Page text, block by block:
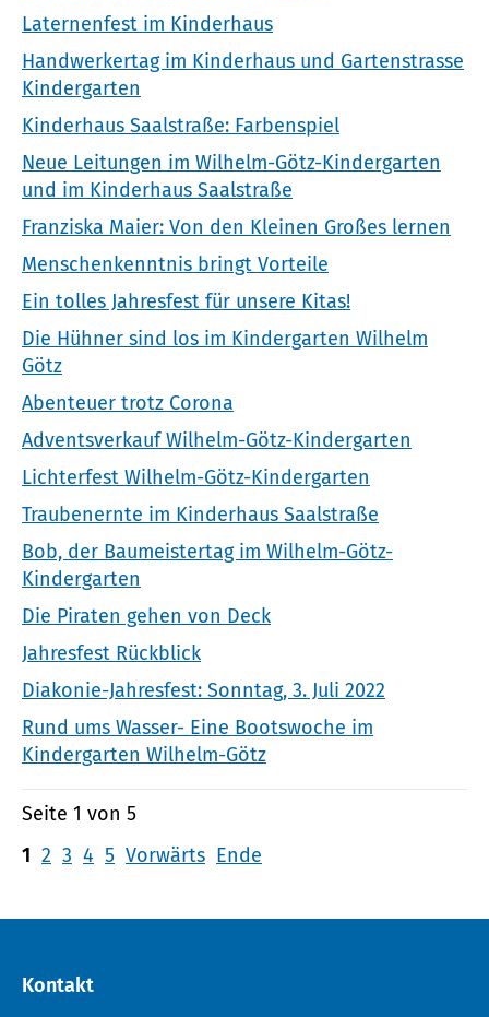
Laternenfest im Kinderhaus
Handwerkertag im Kinderhaus und Gartenstrasse
Kindergarten
Kinderhaus Saalstraße: Farbenspiel
Neue Leitungen im Wilhelm-Götz-Kindergarten
und im Kinderhaus Saalstraße
Franziska Maier: Von den Kleinen Großes lernen
Menschenkenntnis bringt Vorteile
Ein tolles Jahresfest für unsere Kitas!
Die Hühner sind los im Kindergarten Wilhelm
Götz
Abenteuer trotz Corona
Adventsverkauf Wilhelm-Götz-Kindergarten
Lichterfest Wilhelm-Götz-Kindergarten
Traubenernte im Kinderhaus Saalstraße
Bob, der Baumeistertag im Wilhelm-Götz-
Kindergarten
Die Piraten gehen von Deck
Jahresfest Rückblick
Diakonie-Jahresfest: Sonntag, 3. Juli 2022
Rund ums Wasser- Eine Bootswoche im
Kindergarten Wilhelm-Götz
Seite 1 von 5
1 2 3 4 5 Vorwärts Ende
Kontakt